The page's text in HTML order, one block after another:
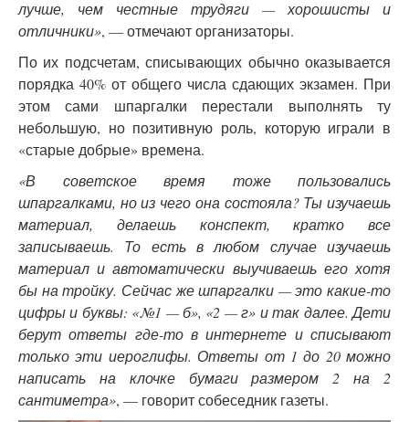
лучше, чем честные трудяги — хорошисты и
отличники», — отмечают организаторы.
По их подсчетам, списывающих обычно оказывается
порядка 40% от общего числа сдающих экзамен. При
этом сами шпаргалки перестали выполнять ту
небольшую, но позитивную роль, которую играли в
«старые добрые» времена.
«В советское время тоже пользовались
шпаргалками, но из чего она состояла? Ты изучаешь
материал, делаешь конспект, кратко все
записываешь. То есть в любом случае изучаешь
материал и автоматически выучиваешь его хотя
бы на тройку. Сейчас же шпаргалки — это какие-то
цифры и буквы: «№1 — б», «2 — г» и так далее. Дети
берут ответы где-то в интернете и списывают
только эти иероглифы. Ответы от 1 до 20 можно
написать на клочке бумаги размером 2 на 2
сантиметра», — говорит собеседник газеты.